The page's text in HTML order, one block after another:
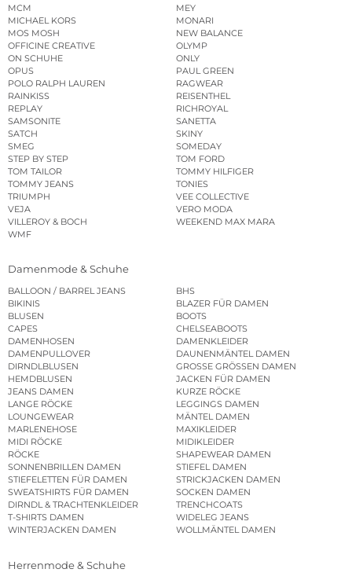
MCM
MEY
MICHAEL KORS
MONARI
MOS MOSH
NEW BALANCE
OFFICINE CREATIVE
OLYMP
ON SCHUHE
ONLY
OPUS
PAUL GREEN
POLO RALPH LAUREN
RAGWEAR
RAINKISS
REISENTHEL
REPLAY
RICHROYAL
SAMSONITE
SANETTA
SATCH
SKINY
SMEG
SOMEDAY
STEP BY STEP
TOM FORD
TOM TAILOR
TOMMY HILFIGER
TOMMY JEANS
TONIES
TRIUMPH
VEE COLLECTIVE
VEJA
VERO MODA
VILLEROY & BOCH
WEEKEND MAX MARA
WMF
Damenmode & Schuhe
BALLOON / BARREL JEANS
BHS
BIKINIS
BLAZER FÜR DAMEN
BLUSEN
BOOTS
CAPES
CHELSEABOOTS
DAMENHOSEN
DAMENKLEIDER
DAMENPULLOVER
DAUNENMÄNTEL DAMEN
DIRNDLBLUSEN
GROSSE GRÖSSEN DAMEN
HEMDBLUSEN
JACKEN FÜR DAMEN
JEANS DAMEN
KURZE RÖCKE
LANGE RÖCKE
LEGGINGS DAMEN
LOUNGEWEAR
MÄNTEL DAMEN
MARLENEHOSE
MAXIKLEIDER
MIDI RÖCKE
MIDIKLEIDER
RÖCKE
SHAPEWEAR DAMEN
SONNENBRILLEN DAMEN
STIEFEL DAMEN
STIEFELETTEN FÜR DAMEN
STRICKJACKEN DAMEN
SWEATSHIRTS FÜR DAMEN
SOCKEN DAMEN
DIRNDL & TRACHTENKLEIDER
TRENCHCOATS
T-SHIRTS DAMEN
WIDELEG JEANS
WINTERJACKEN DAMEN
WOLLMÄNTEL DAMEN
Herrenmode & Schuhe